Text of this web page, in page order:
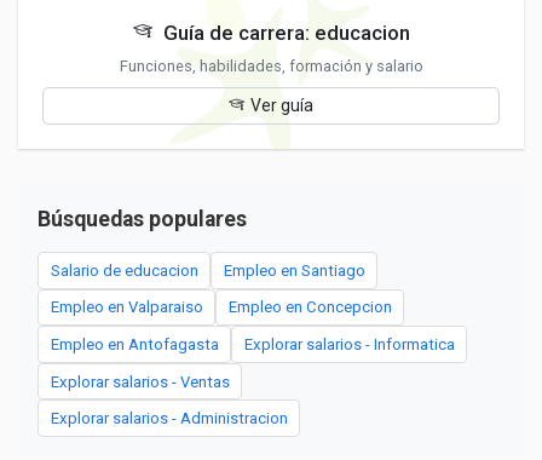
Guía de carrera: educacion
Funciones, habilidades, formación y salario
Ver guía
Búsquedas populares
Salario de educacion Empleo en Santiago
Empleo en Valparaiso Empleo en Concepcion
Empleo en Antofagasta Explorar salarios - Informatica
Explorar salarios - Ventas
Explorar salarios - Administracion